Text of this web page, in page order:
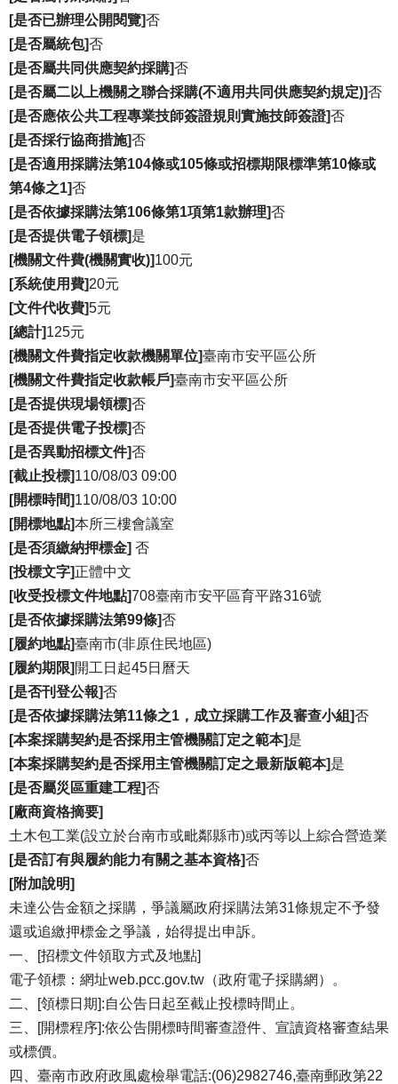
保
護
專
區
反
詐
騙
區
首
頁
網
站
導
覽
隱
私
權
宣
告
[是否已辦理公開閱覽]否
[是否屬統包]否
[是否屬共同供應契約採購]否
[是否屬二以上機關之聯合採購(不適用共同供應契約規定)]否
[是否應依公共工程專業技師簽證規則實施技師簽證]否
[是否採行協商措施]否
[是否適用採購法第104條或105條或招標期限標準第10條或
第4條之1]否
[是否依據採購法第106條第1項第1款辦理]否
[是否提供電子領標]是
[機關文件費(機關實收)]100元
[系統使用費]20元
[文件代收費]5元
[總計]125元
[機關文件費指定收款機關單位]臺南市安平區公所
[機關文件費指定收款帳戶]臺南市安平區公所
[是否提供現場領標]否
[是否提供電子投標]否
[是否異動招標文件]否
[截止投標]110/08/03 09:00
[開標時間]110/08/03 10:00
[開標地點]本所三樓會議室
[是否須繳納押標金] 否
[投標文字]正體中文
[收受投標文件地點]708臺南市安平區育平路316號
[是否依據採購法第99條]否
[履約地點]臺南市(非原住民地區)
[履約期限] 開工日起45日曆天
[是否刊登公報]否
[是否依據採購法第11條之1，成立採購工作及審查小組]否
[本案採購契約是否採用主管機關訂定之範本]是
[本案採購契約是否採用主管機關訂定之最新版範本]是
[是否屬災區重建工程]否
[廠商資格摘要]
土木包工業(設立於台南市或毗鄰縣市)或丙等以上綜合營造業
[是否訂有與履約能力有關之基本資格]否
[附加說明]
未達公告金額之採購，爭議屬政府採購法第31條規定不予發
還或追繳押標金之爭議，始得提出申訴。
一、[招標文件領取方式及地點]
電子領標：網址web.pcc.gov.tw（政府電子採購網）。
二、[領標日期]:自公告日起至截止投標時間止。
三、[開標程序]:依公告開標時間審查證件、宣讀資格審查結果
或標價。
四、臺南市政府政風處檢舉電話:(06)2982746,臺南郵政第22